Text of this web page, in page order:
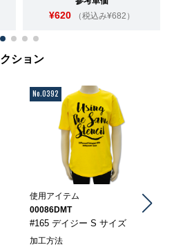
¥620 （税込み¥682）
ション
No.0392
使用アイテム
00086DMT
#165 デイジー S サイズ
加工方法